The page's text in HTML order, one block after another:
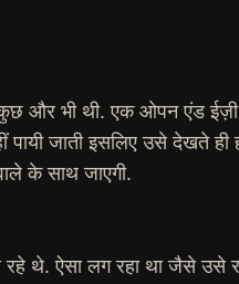
कुछ और भी थी. एक ओपन एंड
जाती इसलिए उसे देखते
के साथ जाएगी.
थे. ऐसा लग रहा था जैसे उसे